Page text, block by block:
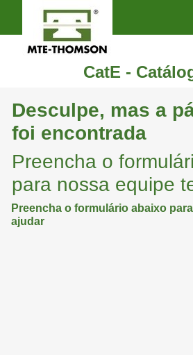
CatE -
Desculpe, mas a
foi encontrada
Preencha o
para nossa equipe
Preencha o formulário abaixo
ajudar